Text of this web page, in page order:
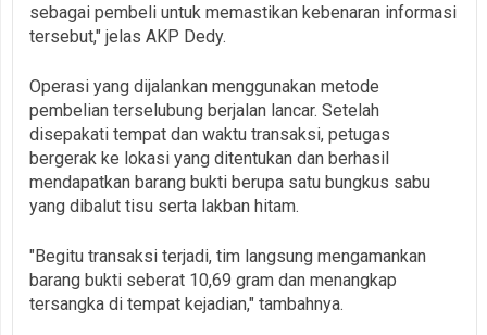
sebagai pembeli untuk memastikan kebenaran informasi
tersebut," jelas AKP Dedy.
Operasi yang dijalankan menggunakan metode
pembelian terselubung berjalan lancar. Setelah
disepakati tempat dan waktu transaksi, petugas
bergerak ke lokasi yang ditentukan dan berhasil
mendapatkan barang bukti berupa satu bungkus sabu
yang dibalut tisu serta lakban hitam.
"Begitu transaksi terjadi, tim langsung mengamankan
barang bukti seberat 10,69 gram dan menangkap
tersangka di tempat kejadian," tambahnya.